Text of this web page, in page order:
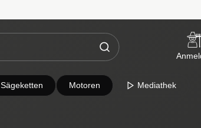
Sägeketten Motoren Mediathek